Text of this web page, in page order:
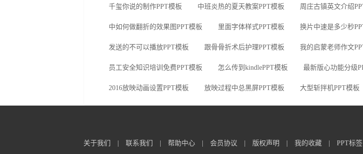
千玺你说的制作PPT模板 中班炎热的夏天教案PPT模板 周庄古镇英文介绍
中如何做翻折的效果图PPT模板 里面字体样式PPT模板 换片中速是多少秒
发送的不可以播放PPT模板 跟骨骨折术后护理PPT模板 我的启蒙老师作文
员工安全知识培训免费PPT模板 怎么传到kindlePPT模板 最新版心功能分级
2016放映动画设置PPT模板 放映过程中总黑屏PPT模板 大型斩拌机PPT模板
关于我们 联系我们 帮助中心 会员协议 版权声明 我的收藏 PPT标签